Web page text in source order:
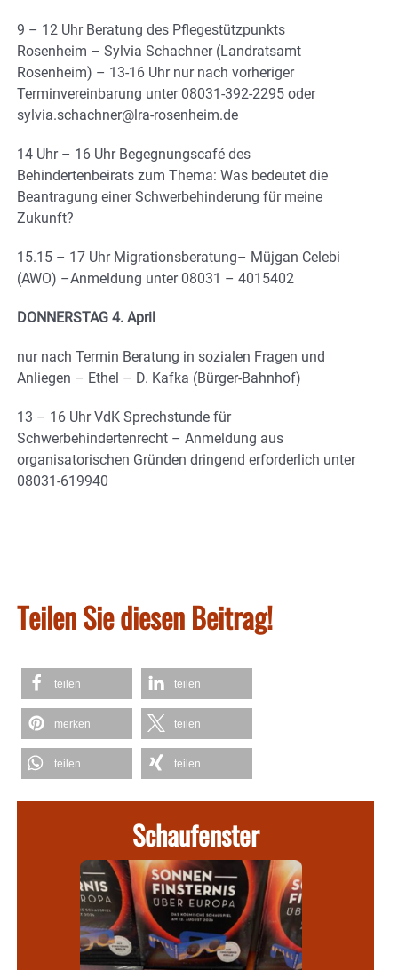
9 – 12 Uhr Beratung des Pflegestützpunkts
Rosenheim – Sylvia Schachner (Landratsamt
Rosenheim) – 13-16 Uhr nur nach vorheriger
Terminvereinbarung unter 08031-392-2295 oder
sylvia.schachner@lra-rosenheim.de
14 Uhr – 16 Uhr Begegnungscafé des
Behindertenbeirats zum Thema: Was bedeutet die
Beantragung einer Schwerbehinderung für meine
Zukunft?
15.15 – 17 Uhr Migrationsberatung– Müjgan Celebi
(AWO) –Anmeldung unter 08031 – 4015402
DONNERSTAG 4. April
nur nach Termin Beratung in sozialen Fragen und
Anliegen – Ethel – D. Kafka (Bürger-Bahnhof)
13 – 16 Uhr VdK Sprechstunde für
Schwerbehindertenrecht – Anmeldung aus
organisatorischen Gründen dringend erforderlich unter
08031-619940
Teilen Sie diesen Beitrag!
teilen teilen
merken teilen
teilen teilen
Schaufenster